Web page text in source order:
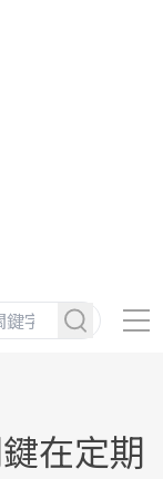
在定期